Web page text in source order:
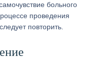
больного
проведения
повторить.